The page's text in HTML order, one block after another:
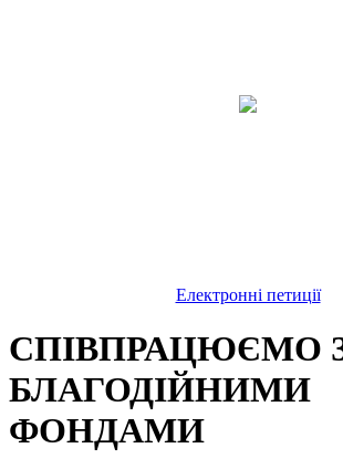
Електронні петиції
СПІВПРАЦЮЄМО
БЛАГОДІЙНИМИ
ФОНДАМИ